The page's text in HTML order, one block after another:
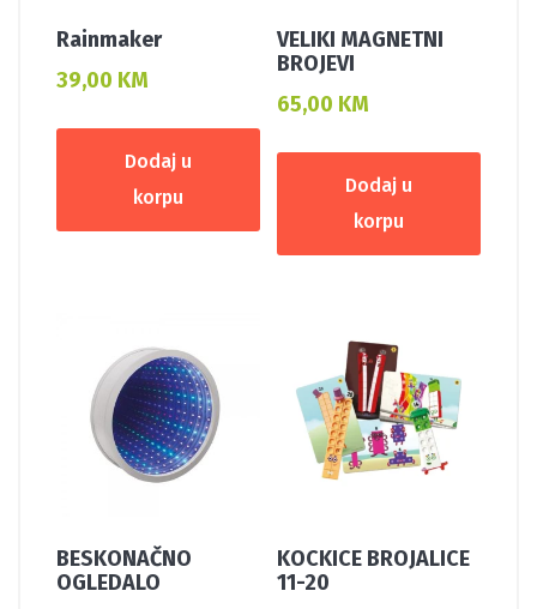
Rainmaker
39,00 KM
Dodaj u
korpu
VELIKI MAGNETNI
BROJEVI
65,00 KM
Dodaj u
korpu
BESKONAČNO
OGLEDALO
KOCKICE BROJALICE
11-20